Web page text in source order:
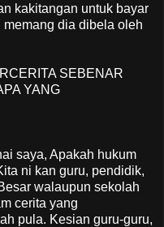
kakitangan untuk bayar
dia dibela oleh
SEBENAR
YANG
saya, Apakah hukum
ni kan guru, pendidik,
walaupun sekolah
cerita yang
pula. Kesian guru-guru,